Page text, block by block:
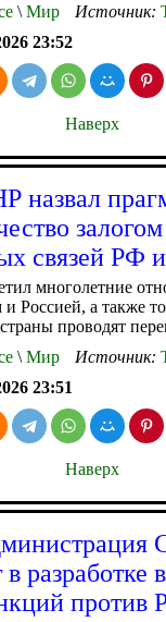
\Мир Источник:
23:52
Наверх
назвал
залогом
связей РФ
многолетние
Россией, а также
проводят
\Мир Источник:
23:51
Наверх
в разработке
против